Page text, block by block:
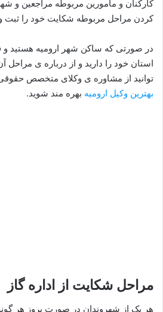
کارکنان و مامورین مربوطه مراجعین و
کردن مراحل مربوطه شکایت خود را ثبت و
در صورتی که ساکن شهر ارومیه هستید و
استان خود را دارید و از درباره ی مراحل
توانید از مشاوره ی وکلای متخصص
بهترین وکیل ارومیه بهره مند شوید.
مراحل شکایت از اداره گاز
هر یک از شهروندان در صورت بروز هر